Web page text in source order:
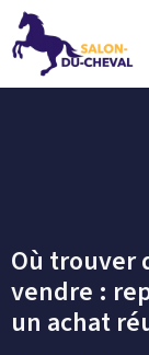
Où trouver
vendre :
un achat